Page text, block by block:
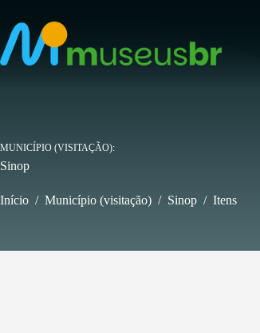
para
conteúdo
MUNICÍPIO (VISITAÇÃO)
Sinop
Início / Município (visitação) / Sinop / Itens